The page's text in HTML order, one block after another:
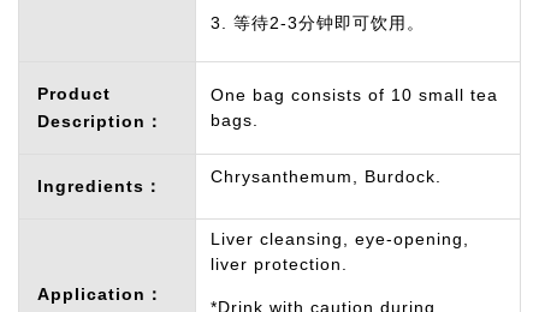
3. 等待2-3分钟即可饮用。
Product
Description：
One bag consists of 10 small tea
bags.
Ingredients： Chrysanthemum, Burdock.
Application：
Liver cleansing, eye-opening,
liver protection.
*Drink with caution during